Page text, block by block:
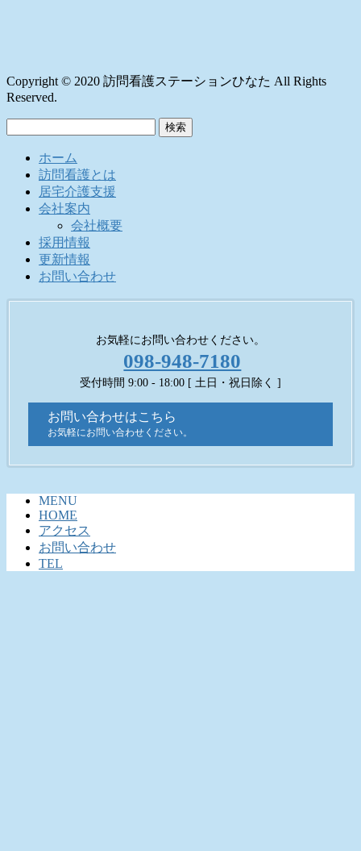
Copyright © 2020 訪問看護ステーションひなた All Rights
Reserved.
ホーム
訪問看護とは
居宅介護支援
会社案内
会社概要
採用情報
更新情報
お問い合わせ
お気軽にお問い合わせください。
098-948-7180
受付時間 9:00 - 18:00 [ 土日・祝日除く ]
お問い合わせはこちら
お気軽にお問い合わせください。
MENU
HOME
アクセス
お問い合わせ
TEL